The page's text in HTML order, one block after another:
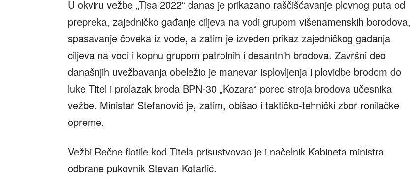
U okviru vežbe „Tisa 2022“ danas je prikazano raščišćavanje plovnog puta od
prepreka, zajedničko gađanje ciljeva na vodi grupom višenamenskih borodova,
spasavanje čoveka iz vode, a zatim je izveden prikaz zajedničkog gađanja
ciljeva na vodi i kopnu grupom patrolnih i desantnih brodova. Završni deo
današnjih uvežbavanja obeležio je manevar isplovljenja i plovidbe brodom do
luke Titel i prolazak broda BPN-30 „Kozara“ pored stroja brodova učesnika
vežbe. Ministar Stefanović je, zatim, obišao i taktičko-tehnički zbor ronilačke
opreme.
Vežbi Rečne flotile kod Titela prisustvovao je i načelnik Kabineta ministra
odbrane pukovnik Stevan Kotarlić.